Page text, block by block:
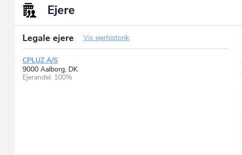
Ejere
Legale ejere Vis ejerhistorik
CPLUZ A/S
9000 Aalborg, DK
Ejerandel: 100%